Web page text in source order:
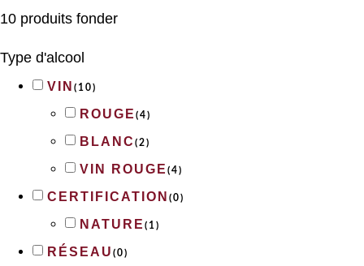
10 produits fonder
Type d'alcool
VIN ( 10)
ROUGE (4)
BLANC (2)
VIN ROUGE (4)
CERTIFICATION (0)
NATURE ( 1 )
RÉSEAU (0)